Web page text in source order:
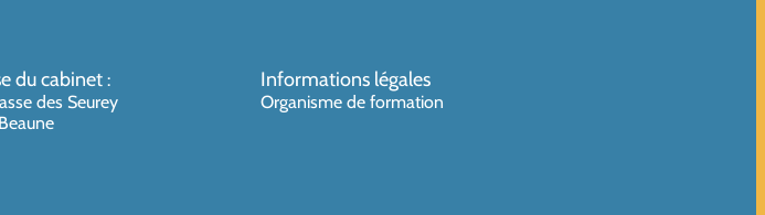
du cabinet:
des Seurey
Informations légales
Organisme de formation